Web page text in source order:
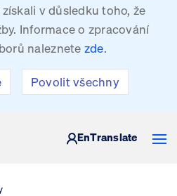
v důsledku toho, že
Informace o zpracování
naleznete zde.
Povolit všechny
ČESKÉ REPUBLIKY
EnTranslate